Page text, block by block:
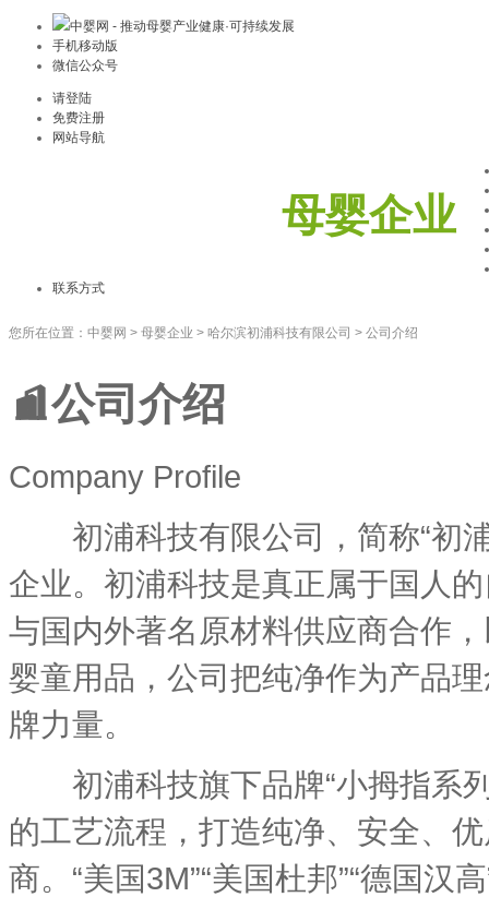
中婴网 - 推动母婴产业健康·可持续发展
手机移动版
微信公众号
请登陆
免费注册
网站导航
母婴企业
联系方式
您所在位置： 中婴网 > 母婴企业 > 哈尔滨初浦科技有限公司 > 公司介绍
公司介绍
Company Profile
初浦科技有限公司，简称“初浦
企业。初浦科技是真正属于国人
与国内外著名原材料供应商合作
婴童用品，公司把纯净作为产品
牌力量。
初浦科技旗下品牌“小拇指系列
的工艺流程，打造纯净、安全、
商。“美国3M”“美国杜邦”“德国汉